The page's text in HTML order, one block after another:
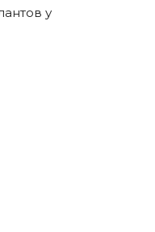
у